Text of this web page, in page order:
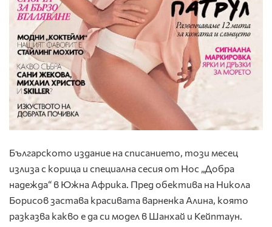
Българското издание на списанието, този месец
излиза с корица и специална сесия от Нос „Добра
надежда“ в Южна Африка. Пред обектива на Никола
Борисов застава красивата варненка Алина, която
разказва какво е да си модел в Шанхай и Кейптаун.